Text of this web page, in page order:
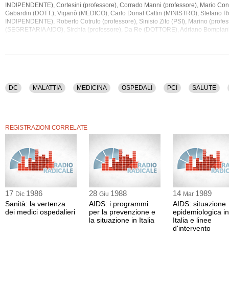
INDIPENDENTE), Cortesini (professore), Corrado Manni (professore), Mario
Gabardin (DOTT.), Viganò (MEDICO), Carlo Donat Cattin (MINISTRO), Stefano
INDIPENDENTE), Roberto Cotrufo (professore), Sinisio Zito (PSI), Marino
(SEGRETARIA AIDO), Sirchia (professore), Da Re (DOTTORE), Adriano
Sono stati discussi i seguenti argomenti: Dc, Malattia, Medicina, Ospedali, Pci,
DC
MALATTIA MEDICINA OSPEDALI PCI SALUTE
REGISTRAZIONI CORRELATE
17 Dic 1986
Sanità: la vertenza
dei medici ospedalieri
28 Giu 1988
AIDS: i programmi
per la prevenzione e
la situazione in Italia
14 Mar 1989
AIDS: situazione
epidemiologica in
Italia e linee
d'intervento